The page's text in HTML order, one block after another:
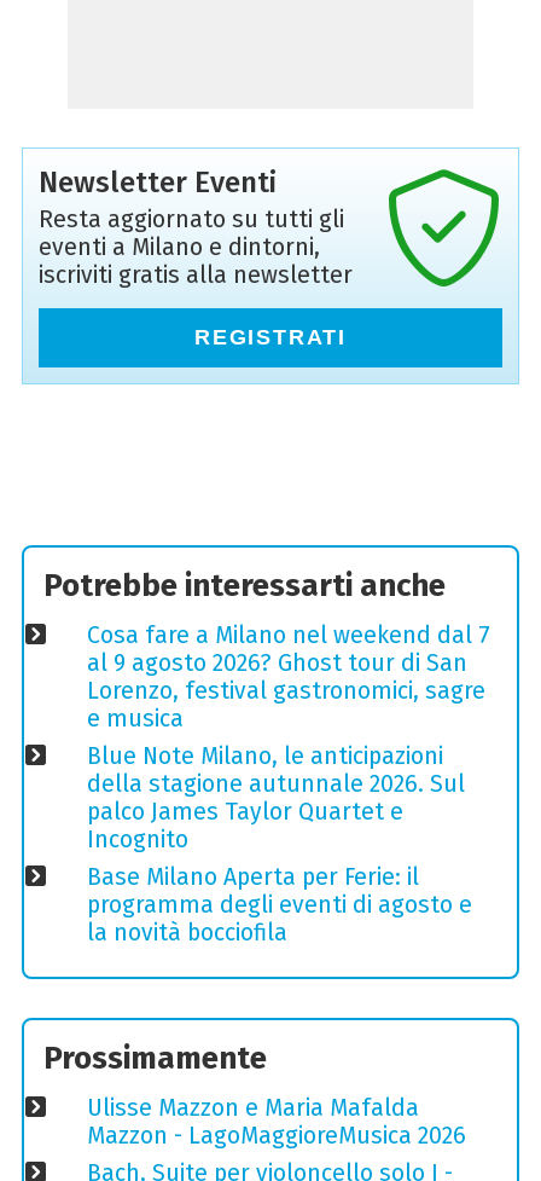
Newsletter Eventi
Resta aggiornato su tutti gli
eventi a Milano e dintorni,
iscriviti gratis alla newsletter
REGISTRATI
Potrebbe interessarti anche
Cosa fare a Milano nel weekend dal 7
al 9 agosto 2026? Ghost tour di San
Lorenzo, festival gastronomici, sagre
e musica
Blue Note Milano, le anticipazioni
della stagione autunnale 2026. Sul
palco James Taylor Quartet e
Incognito
Base Milano Aperta per Ferie: il
programma degli eventi di agosto e
la novità bocciofila
Prossimamente
Ulisse Mazzon e Maria Mafalda
Mazzon - LagoMaggioreMusica 2026
Bach, Suite per violoncello solo I -